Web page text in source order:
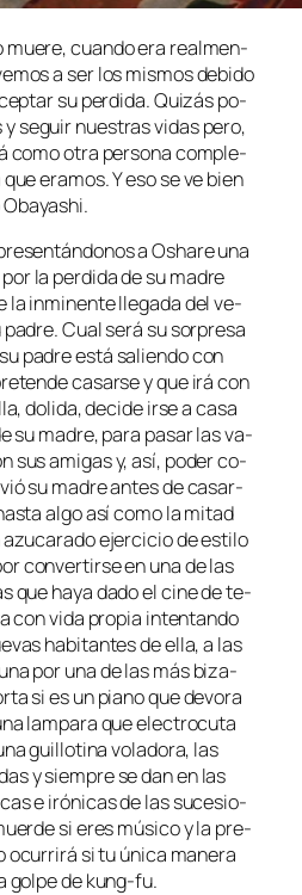
mue­re, cuan­do era real­men­
a ser los mis­mos de­bi­do
su per­di­da. Quizás po­
se­guir nues­tras vi­das pe­ro,
co­mo otra per­so­na com­ple­
era­mos. Y eso se ve bien
a Oshare una
la per­di­da de su ma­dre
la in­mi­nen­te lle­ga­da del ve­
Cual se­rá su sor­pre­sa
pa­dre es­tá sa­lien­do con
ca­sar­se y que irá con
do­li­da, de­ci­de ir­se a ca­sa
su ma­dre, pa­ra pa­sar las va­
sus ami­gas y, así, po­der co­
su ma­dre an­tes de ca­sar­
al­go así co­mo la mi­tad
ejer­ci­cio de es­ti­lo
con­ver­tir­se en una de las
que ha­ya da­do el ci­ne de te­
con vi­da pro­pia in­ten­tan­do
ha­bi­tan­tes de ella, a las
por una de las más bi­za­
si es un piano que de­vo­ra
lam­pa­ra que elec­tro­cu­ta
gui­llo­ti­na vo­la­do­ra, las
y siem­pre se dan en las
e iró­ni­cas de las su­ce­sio­
si eres mú­si­co y la pre­
ocu­rri­rá si tu úni­ca ma­ne­ra
gol­pe de kung-fu.